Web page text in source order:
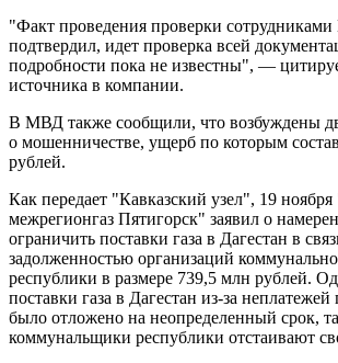
"Факт проведения проверки
подтвердил, идет проверка всей
подробности пока не известны", —
источника в компании.
В МВД также сообщили, что возбуждены
о мошенничестве, ущерб по которым
рублей.
Как передает "Кавказский узел", 19
межрегионгаз Пятигорск" заявил о
ограничить поставки газа в Дагестан в
задолженностью организаций
республики в размере 739,5 млн рублей.
поставки газа в Дагестан из-за
было отложено на неопределенный срок,
коммунальщики республики отстаивают